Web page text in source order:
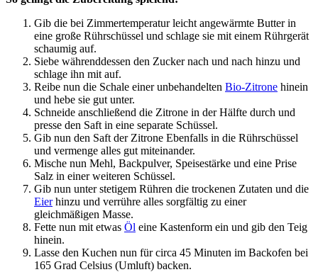
Gib die bei Zimmertemperatur leicht angewärmte Butter in
eine große Rührschüssel und schlage sie mit einem Rührgerät
schaumig auf.
Siebe währenddessen den Zucker nach und nach hinzu und
schlage ihn mit auf.
Reibe nun die Schale einer unbehandelten Bio-Zitrone hinein
und hebe sie gut unter.
Schneide anschließend die Zitrone in der Hälfte durch und
presse den Saft in eine separate Schüssel.
Gib nun den Saft der Zitrone Ebenfalls in die Rührschüssel
und vermenge alles gut miteinander.
Mische nun Mehl, Backpulver, Speisestärke und eine Prise
Salz in einer weiteren Schüssel.
Gib nun unter stetigem Rühren die trockenen Zutaten und die
Eierhinzu und verrühre alles sorgfältig zu einer
gleichmäßigen Masse.
Fette nun mit etwas Öl eine Kastenform ein und gib den Teig
hinein.
Lasse den Kuchen nun für circa 45 Minuten im Backofen bei
165 Grad Celsius (Umluft) backen.